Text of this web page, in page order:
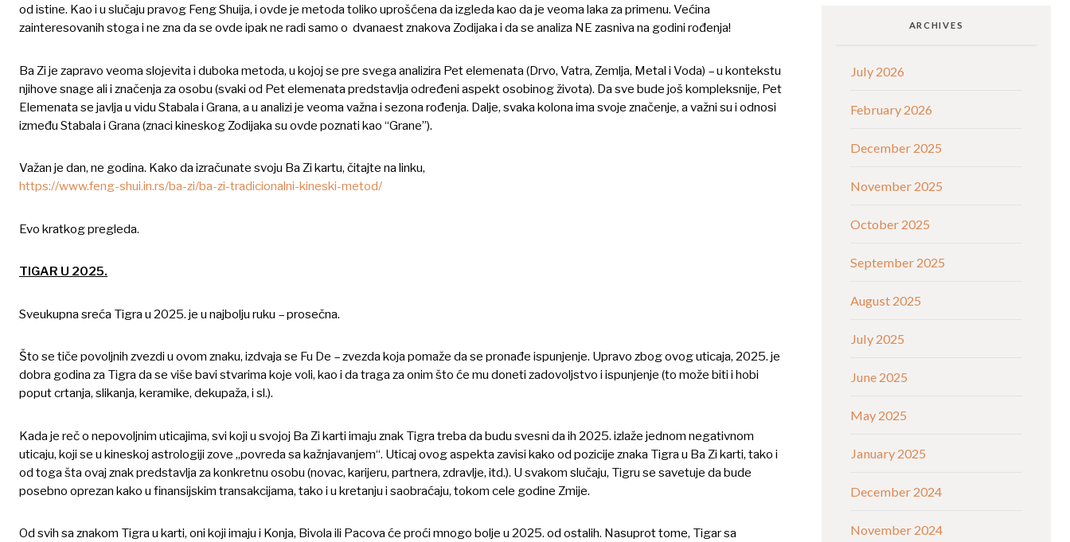
od istine. Kao i u slučaju pravog Feng Shuija, i ovde je metoda toliko uprošćena da izgleda kao da je veoma laka za primenu. Većina
zainteresovanih stoga i ne zna da se ovde ipak ne radi samo o dvanaest znakova Zodijaka i da se analiza NE zasniva na godini rođenja!
Ba Zi je zapravo veoma slojevita i duboka metoda, u kojoj se pre svega analizira Pet elemenata (Drvo, Vatra, Zemlja, Metal i Voda) – u kontekstu
njihove snage ali i značenja za osobu (svaki od Pet elemenata predstavlja određeni aspekt osobinog života). Da sve bude još kompleksnije, Pet
Elemenata se javlja u vidu Stabala i Grana, a u analizi je veoma važna i sezona rođenja. Dalje, svaka kolona ima svoje značenje, a važni su i odnosi
između Stabala i Grana (znaci kineskog Zodijaka su ovde poznati kao “Grane”).
Važan je dan, ne godina. Kako da izračunate svoju Ba Zi kartu, čitajte na linku,
https://www.feng-shui.in.rs/ba-zi/ba-zi-tradicionalni-kineski-metod/
Evo kratkog pregleda.
TIGAR U 2025.
Sveukupna sreća Tigra u 2025. je u najbolju ruku – prosečna.
Što se tiče povoljnih zvezdi u ovom znaku, izdvaja se Fu De – zvezda koja pomaže da se pronađe ispunjenje. Upravo zbog ovog uticaja, 2025. je
dobra godina za Tigra da se više bavi stvarima koje voli, kao i da traga za onim što će mu doneti zadovoljstvo i ispunjenje (to može biti i hobi
poput crtanja, slikanja, keramike, dekupaža, i sl.).
Kada je reč o nepovoljnim uticajima, svi koji u svojoj Ba Zi karti imaju znak Tigra treba da budu svesni da ih 2025. izlaže jednom negativnom
uticaju, koji se u kineskoj astrologiji zove „povreda sa kažnjavanjem“. Uticaj ovog aspekta zavisi kako od pozicije znaka Tigra u Ba Zi karti, tako i
od toga šta ovaj znak predstavlja za konkretnu osobu (novac, karijeru, partnera, zdravlje, itd.). U svakom slučaju, Tigru se savetuje da bude
posebno oprezan kako u finansijskim transakcijama, tako i u kretanju i saobraćaju, tokom cele godine Zmije.
Od svih sa znakom Tigra u karti, oni koji imaju i Konja, Bivola ili Pacova će proći mnogo bolje u 2025. od ostalih. Nasuprot tome, Tigar sa
ARCHIVES
July 2026
February 2026
December 2025
November 2025
October 2025
September 2025
August 2025
July 2025
June 2025
May 2025
January 2025
December 2024
November 2024